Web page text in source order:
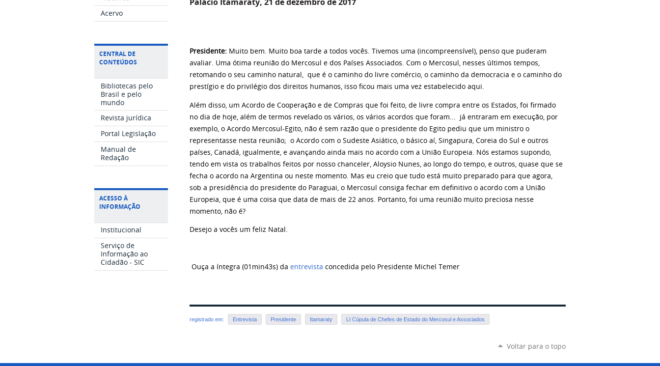
Acervo
CENTRAL DE
CONTEÚDOS
Bibliotecas pelo
Brasil e pelo
mundo
Revista jurídica
Portal Legislação
Manual de
Redação
ACESSO À
INFORMAÇÃO
Institucional
Serviço de
Informação ao
Cidadão - SIC
Presidente: Muito bem. Muito boa tarde a todos vocês. Tivemos uma (incompreensível), penso que puderam
avaliar. Uma ótima reunião do Mercosul e dos Países Associados. Com o Mercosul, nesses últimos tempos,
retomando o seu caminho natural, que é o caminho do livre comércio, o caminho da democracia e o caminho do
prestígio e do privilégio dos direitos humanos, isso ficou mais uma vez estabelecido aqui.
Além disso, um Acordo de Cooperação e de Compras que foi feito, de livre compra entre os Estados, foi firmado
no dia de hoje, além de termos revelado os vários, os vários acordos que foram... já entraram em execução, por
exemplo, o Acordo Mercosul-Egito, não é sem razão que o presidente do Egito pediu que um ministro o
representasse nesta reunião; o Acordo com o Sudeste Asiático, o básico aí, Singapura, Coreia do Sul e outros
países, Canadá, igualmente, e avançando ainda mais no acordo com a União Europeia. Nós estamos supondo,
tendo em vista os trabalhos feitos por nosso chanceler, Aloysio Nunes, ao longo do tempo, e outros, quase que se
fecha o acordo na Argentina ou neste momento. Mas eu creio que tudo está muito preparado para que agora,
sob a presidência do presidente do Paraguai, o Mercosul consiga fechar em definitivo o acordo com a União
Europeia, que é uma coisa que data de mais de 22 anos. Portanto, foi uma reunião muito preciosa nesse
momento, não é?
Desejo a vocês um feliz Natal.
Ouça a íntegra (01min43s) daentrevista concedida pelo Presidente Michel Temer
registrado em: Entrevista Presidente Itamaraty LI Cúpula de Chefes de Estado do Mercosul e Associados
Voltar para o topo